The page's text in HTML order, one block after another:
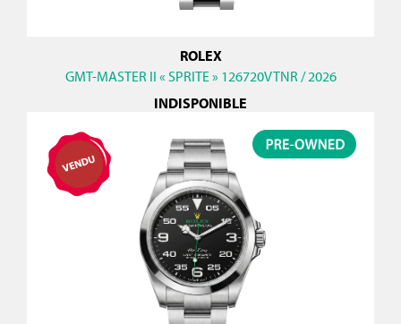
ROLEX
GMT-MASTER II « SPRITE » 126720VTNR / 2026
INDISPONIBLE